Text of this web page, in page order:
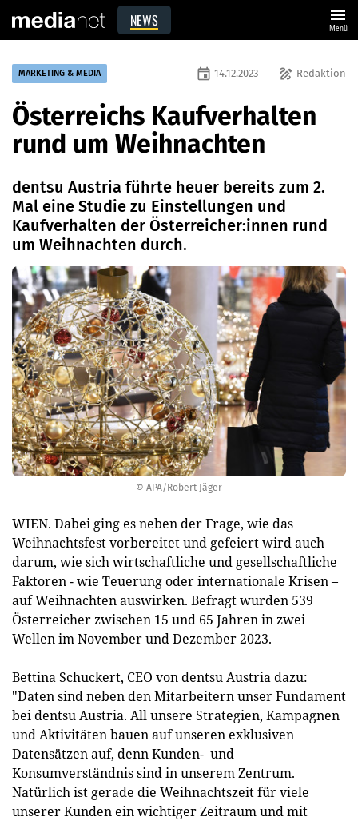
NEWS menu
Menü
© APA/Robert Jäger
MARKETING & MEDIA draw Redaktion
event 14.12.2023
Österreichs Kaufverhalten
rund um Weihnachten
dentsu Austria führte heuer bereits zum 2.
Mal eine Studie zu Einstellungen und
Kaufverhalten der Österreicher:innen rund
um Weihnachten durch.
WIEN. Dabei ging es neben der Frage, wie das
Weihnachtsfest vorbereitet und gefeiert wird auch
darum, wie sich wirtschaftliche und gesellschaftliche
Faktoren - wie Teuerung oder internationale Krisen –
auf Weihnachten auswirken. Befragt wurden 539
Österreicher zwischen 15 und 65 Jahren in zwei
Wellen im November und Dezember 2023.
Bettina Schuckert, CEO von dentsu Austria dazu:
"Daten sind neben den Mitarbeitern unser Fundament
bei dentsu Austria. All unsere Strategien, Kampagnen
und Aktivitäten bauen auf unseren exklusiven
Datensätzen auf, denn Kunden- und
Konsumverständnis sind in unserem Zentrum.
Natürlich ist gerade die Weihnachtszeit für viele
unserer Kunden ein wichtiger Zeitraum und mit